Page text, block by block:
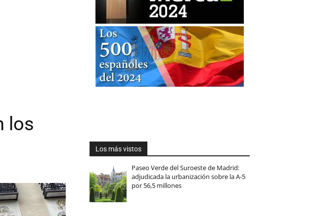
los
Los más vistos
Paseo Verde del Suroeste de Madrid:
adjudicada la urbanización sobre la A-5
por 56,5 millones